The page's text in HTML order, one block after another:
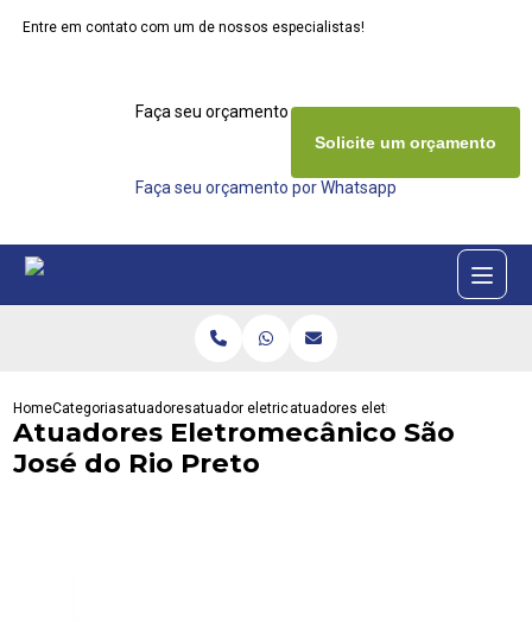
Entre em contato com um de nossos especialistas!
Faça seu orçamento agora mesmo
Faça seu orçamento por Whatsapp
Solicite um orçamento
HomeCategoriasatuadoresatuador eletrico rotativoatuadores eletromecanico sao jose
Atuadores Eletromecânico São
José do Rio Preto